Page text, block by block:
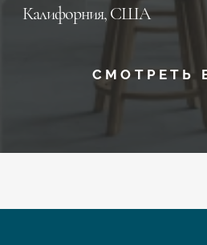
Калифорния, CША
СМОТРЕТЬ